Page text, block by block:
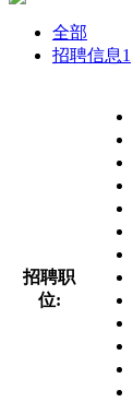
全部
招聘信息1
招聘职
位: